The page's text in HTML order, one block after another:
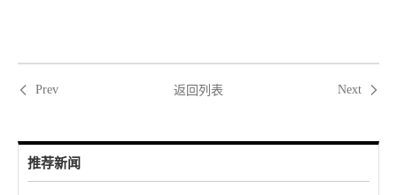
Prev 返回列表 Next
推荐新闻